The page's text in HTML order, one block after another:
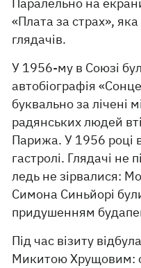
«Плата за страх»,
глядачів.
У 1956-му в Союзі
автобіографія
буквально за лічені
радянських людей
Парижа. У 1956 році
гастролі. Глядачі не
ледь не зірвалися:
Симона Синьйорі
придушенням
Під час візиту
Микитою Хрущовим: